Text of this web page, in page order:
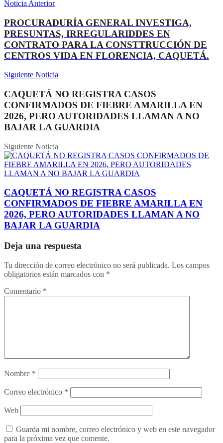
Noticia Anterior
PROCURADURÍA GENERAL INVESTIGA,
PRESUNTAS, IRREGULARIDDES EN
CONTRATO PARA LA CONSTTRUCCIÓN DE
CENTROS VIDA EN FLORENCIA, CAQUETÁ.
Siguiente Noticia
CAQUETÁ NO REGISTRA CASOS
CONFIRMADOS DE FIEBRE AMARILLA EN
2026, PERO AUTORIDADES LLAMAN A NO
BAJAR LA GUARDIA
Siguiente Noticia
CAQUETÁ NO REGISTRA CASOS
CONFIRMADOS DE FIEBRE AMARILLA EN
2026, PERO AUTORIDADES LLAMAN A NO
BAJAR LA GUARDIA
Deja una respuesta
Tu dirección de correo electrónico no será publicada. Los campos
obligatorios están marcados con *
Comentario *
Nombre *
Correo electrónico *
Web
Guarda mi nombre, correo electrónico y web en este navegador
para la próxima vez que comente.